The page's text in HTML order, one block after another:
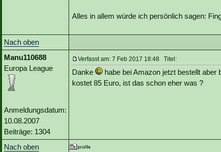
Alles in allem würde ich persönlich sagen:
Nach oben
Manu110688
Europa League
Anmeldungsdatum:
10.08.2007
Beiträge: 1304
Verfasst am: 7 Feb 2017 18:48 Titel:
Danke
habe bei Amazon jetzt bestellt
kostet 85 Euro, ist das schon eher was ?
Nach oben